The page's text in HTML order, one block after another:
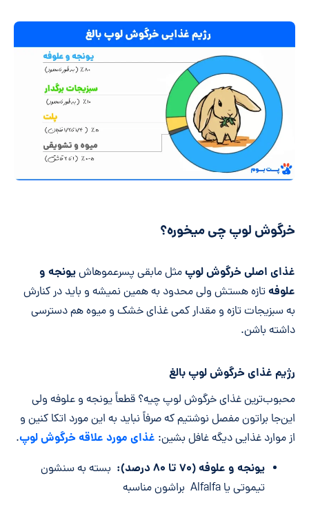
خرگوش لوپ چی میخوره؟
غذای اصلی خرگوش لوپمثل مابقی پسرعموهاشیونجه و
علوفهتازه هستش ولی محدود به همین نمیشه و باید در کنارش
به سبزیجات تازه و مقدار کمی غذای خشک و میوه هم دسترسی
داشته باشن.
رژیم غذای خرگوش لوپ بالغ
محبوب‌ترین غذای خرگوش لوپ چیه؟ قطعاً یونجه و علوفه ولی
این‌جا براتون مفصل نوشتیم که صرفاً نباید به این مورد اتکا کنین و
از موارد غذایی دیگه غافل بشین: غذای مورد علاقه خرگوش لوپ.
یونجه و علوفه (۷۰ تا ۸۰ درصد):
بسته به سنشون
تیموتی یا Alfalfa براشون مناسبه